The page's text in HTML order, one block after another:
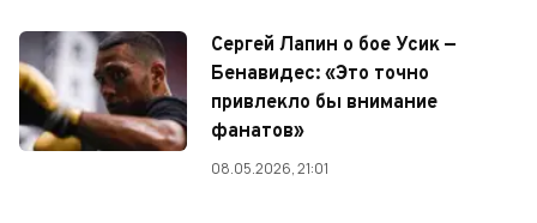
Сергей Лапин о бое Усик —
Бенавидес: «Это точно
привлекло бы внимание
фанатов»
08.05.2026, 21:01